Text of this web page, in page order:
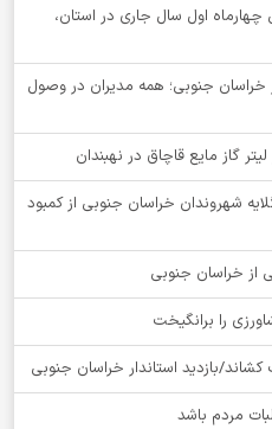
اول سال جاری در استان،
در خراسان جنوبی؛ همه مدیران در وصول
شهروندان خراسان جنوبی از کمبود
را برانگیخت
بازدید استاندار خراسان جنوبی
مردم باشد